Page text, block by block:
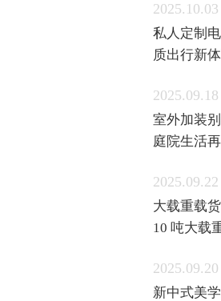
2025.10.03
私人定制
质出行新
2025.09.18
室外加装
庭院生活再
2025.09.22
大载重载
10 吨大载
2025.09.20
新中式美